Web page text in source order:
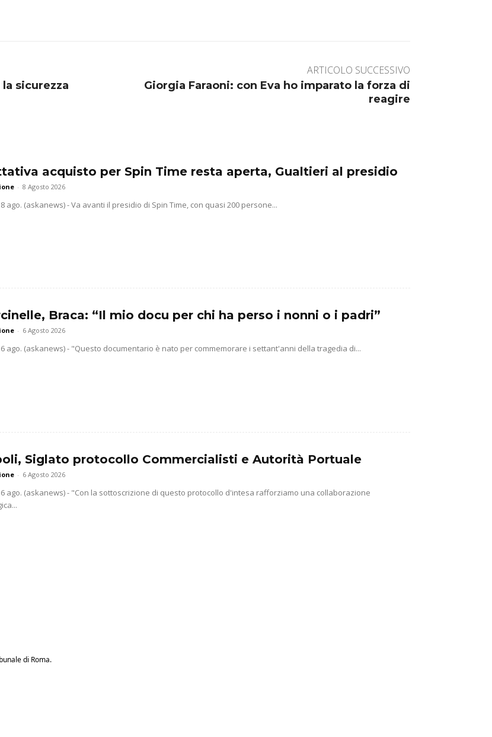
sicurezza
ARTICOLO SUCCESSIVO
Giorgia Faraoni: con Eva ho imparato la forza di
reagire
acquisto per Spin Time resta aperta, Gualtieri al presidio
- 8 Agosto 2026
ago. (askanews) - Va avanti il presidio di Spin Time, con quasi 200 persone...
Braca: “Il mio docu per chi ha perso i nonni o i padri”
- 6 Agosto 2026
6 ago. (askanews) - "Questo documentario è nato per commemorare i settant'anni della tragedia di...
Siglato protocollo Commercialisti e Autorità Portuale
- 6 Agosto 2026
6 ago. (askanews) - "Con la sottoscrizione di questo protocollo d'intesa rafforziamo una collaborazione
di Roma.